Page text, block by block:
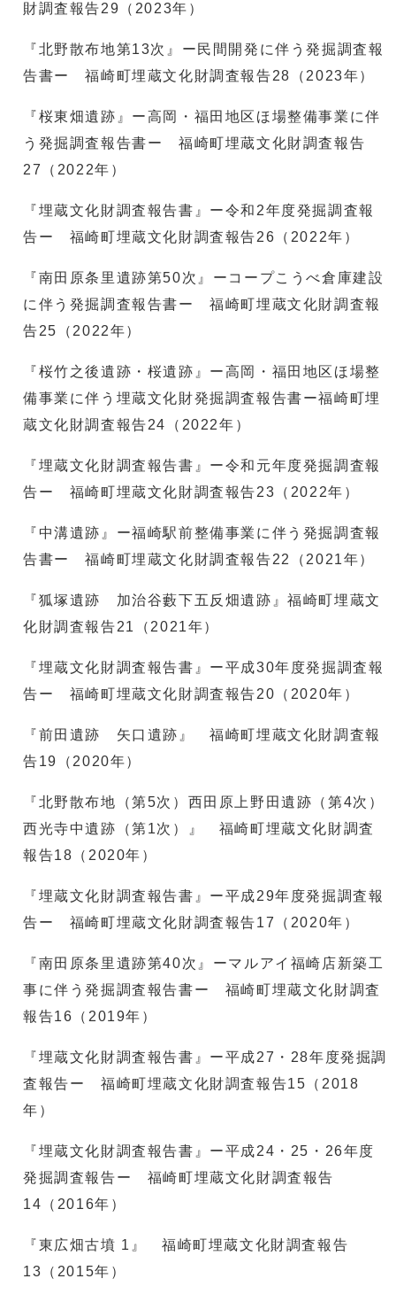
財調査報告29（2023年）
『北野散布地第13次』ー民間開発に伴う発掘調査報
告書ー 福崎町埋蔵文化財調査報告28（2023年）
『桜東畑遺跡』ー高岡・福田地区ほ場整備事業に伴
う発掘調査報告書ー 福崎町埋蔵文化財調査報告
27（2022年）
『埋蔵文化財調査報告書』ー令和2年度発掘調査報
告ー 福崎町埋蔵文化財調査報告26（2022年）
『南田原条里遺跡第50次』ーコープこうべ倉庫建設
に伴う発掘調査報告書ー 福崎町埋蔵文化財調査報
告25（2022年）
『桜竹之後遺跡・桜遺跡』ー高岡・福田地区ほ場整
備事業に伴う埋蔵文化財発掘調査報告書ー福崎町埋
蔵文化財調査報告24（2022年）
『埋蔵文化財調査報告書』ー令和元年度発掘調査報
告ー 福崎町埋蔵文化財調査報告23（2022年）
『中溝遺跡』ー福崎駅前整備事業に伴う発掘調査報
告書ー 福崎町埋蔵文化財調査報告22（2021年）
『狐塚遺跡 加治谷藪下五反畑遺跡』福崎町埋蔵文
化財調査報告21（2021年）
『埋蔵文化財調査報告書』ー平成30年度発掘調査報
告ー 福崎町埋蔵文化財調査報告20（2020年）
『前田遺跡 矢口遺跡』 福崎町埋蔵文化財調査報
告19（2020年）
『北野散布地（第5次）西田原上野田遺跡（第4次）
西光寺中遺跡（第1次）』 福崎町埋蔵文化財調査
報告18（2020年）
『埋蔵文化財調査報告書』ー平成29年度発掘調査報
告ー 福崎町埋蔵文化財調査報告17（2020年）
『南田原条里遺跡第40次』ーマルアイ福崎店新築工
事に伴う発掘調査報告書ー 福崎町埋蔵文化財調査
報告16（2019年）
『埋蔵文化財調査報告書』ー平成27・28年度発掘調
査報告ー 福崎町埋蔵文化財調査報告15（2018
年）
『埋蔵文化財調査報告書』ー平成24・25・26年度
発掘調査報告ー 福崎町埋蔵文化財調査報告
14（2016年）
『東広畑古墳 1』 福崎町埋蔵文化財調査報告
13（2015年）